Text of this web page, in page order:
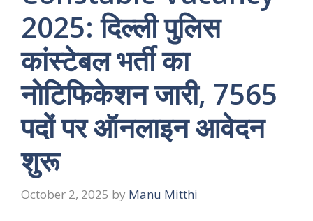
2025: दिल्ली पुलिस
कांस्टेबल भर्ती का
नोटिफिकेशन जारी, 7565
पदों पर ऑनलाइन आवेदन
शुरू
October 2, 2025 by Manu Mitthi